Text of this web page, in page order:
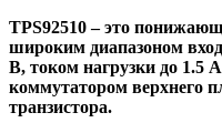
TPS92510 – это
широким диапазоном
В, током нагрузки до 1.5
коммутатором верхнего
транзистора.